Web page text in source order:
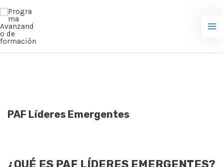
Ir
contenido
PAF Líderes Emergentes
¿QUÉ ES PAF LÍDERES EMERGENTES?